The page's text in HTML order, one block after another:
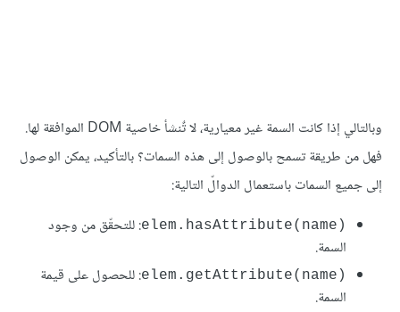
وبالتالي إذا كانت السمة غير معيارية، لا تٌنشأ خاصية DOM الموافقة لها.
فهل من طريقة تسمح بالوصول إلى هذه السمات؟ بالتأكيد، يمكن الوصول
إلى جميع السمات باستعمال الدوالّ التالية:
(elem.hasAttribute(name
: للتحقّق من وجود
السمة.
(elem.getAttribute(name
: للحصول على قيمة
السمة.